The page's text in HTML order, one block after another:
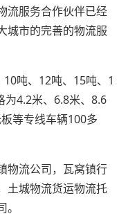
流服务合作伙伴已经
城市的完善的物流服
吨、12吨、15吨、1
为4.2米、6.8米、8.6
等专线车辆100多
物流公司，瓦窝镇行
土城物流货运物流托